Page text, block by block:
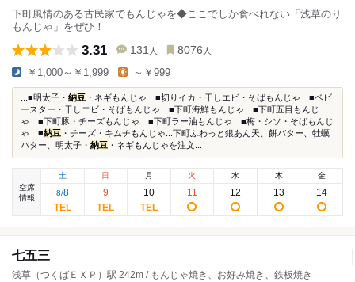
下町風情のある古民家でもんじゃを◆ここでしか食べれない「浅草のり
もんじゃ」をぜひ！
3.31 131 人 8076 人
￥1,000～￥1,999 ～￥999
...■明太子・ 納豆 ・ネギもんじゃ ■切りイカ・干しエビ・そばもんじゃ ■ベビ
ースター・干しエビ・そばもんじゃ ■下町海鮮もんじゃ ■下町五目もんじ
ゃ ■下町豚・チーズもんじゃ ■下町ラー油もんじゃ ■梅・シソ・そばもんじ
ゃ ■納豆 ・チーズ・キムチもんじゃ...下町ふわっと銀あん天、餅バター、牡蠣
バター、明太子・ 納豆 ・ネギもんじゃを注文...
空席
情報
土
8/8
日
9
月
10
火
11
水
12
木
13
金
14
七五三
浅草（つくばＥＸＰ）駅 242m / もんじゃ焼き、お好み焼き、鉄板焼き